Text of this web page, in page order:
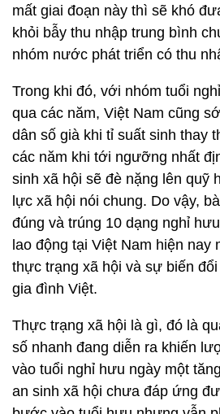
mất giai đoạn này thì sẽ khó
khỏi bẫy thu nhập trung bình
nhóm nước phát triển có thu
Trong khi đó, với nhóm tuổi
qua các năm, Việt Nam cũng
dân số già khi tỉ suất sinh thay
các năm khi tới ngưỡng nhất
sinh xã hội sẽ đè nặng lên quỹ
lực xã hội nói chung. Do vậy,
đúng và trúng 10 dạng nghỉ
lao động tại Việt Nam hiện nay
thực trạng xã hội và sự biến
gia đình Việt.
Thực trạng xã hội là gì, đó là
số nhanh đang diễn ra khiến
vào tuổi nghỉ hưu ngày một
an sinh xã hội chưa đáp ứng